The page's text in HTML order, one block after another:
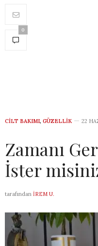
0
CILT BAKIMI, GÜZELLIK 22
Zamanı
İster
tarafından İREM U.